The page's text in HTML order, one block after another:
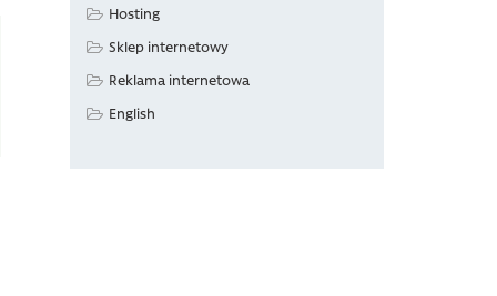
Hosting
Sklep internetowy
Reklama internetowa
English